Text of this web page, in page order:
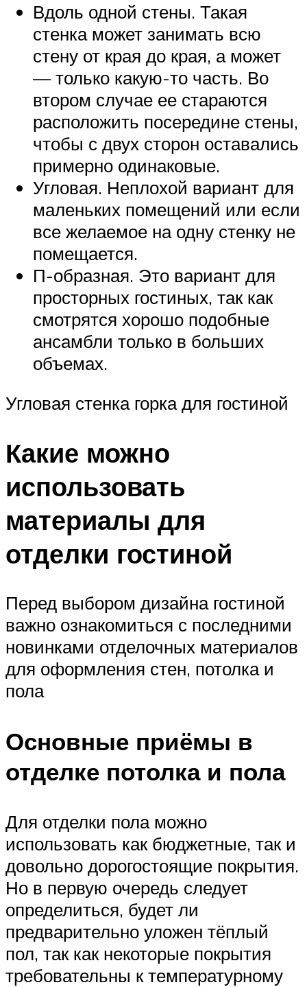
Вдоль одной стены. Такая
стенка может занимать всю
стену от края до края, а может
— только какую-то часть. Во
втором случае ее стараются
расположить посередине стены,
чтобы с двух сторон оставались
примерно одинаковые.
Угловая. Неплохой вариант для
маленьких помещений или если
все желаемое на одну стенку не
помещается.
П-образная. Это вариант для
просторных гостиных, так как
смотрятся хорошо подобные
ансамбли только в больших
объемах.
Угловая стенка горка для гостиной
Какие можно
использовать
материалы для
отделки гостиной
Перед выбором дизайна гостиной
важно ознакомиться с последними
новинками отделочных материалов
для оформления стен, потолка и
пола
Основные приёмы в
отделке потолка и пола
Для отделки пола можно
использовать как бюджетные, так и
довольно дорогостоящие покрытия.
Но в первую очередь следует
определиться, будет ли
предварительно уложен тёплый
пол, так как некоторые покрытия
требовательны к температурному